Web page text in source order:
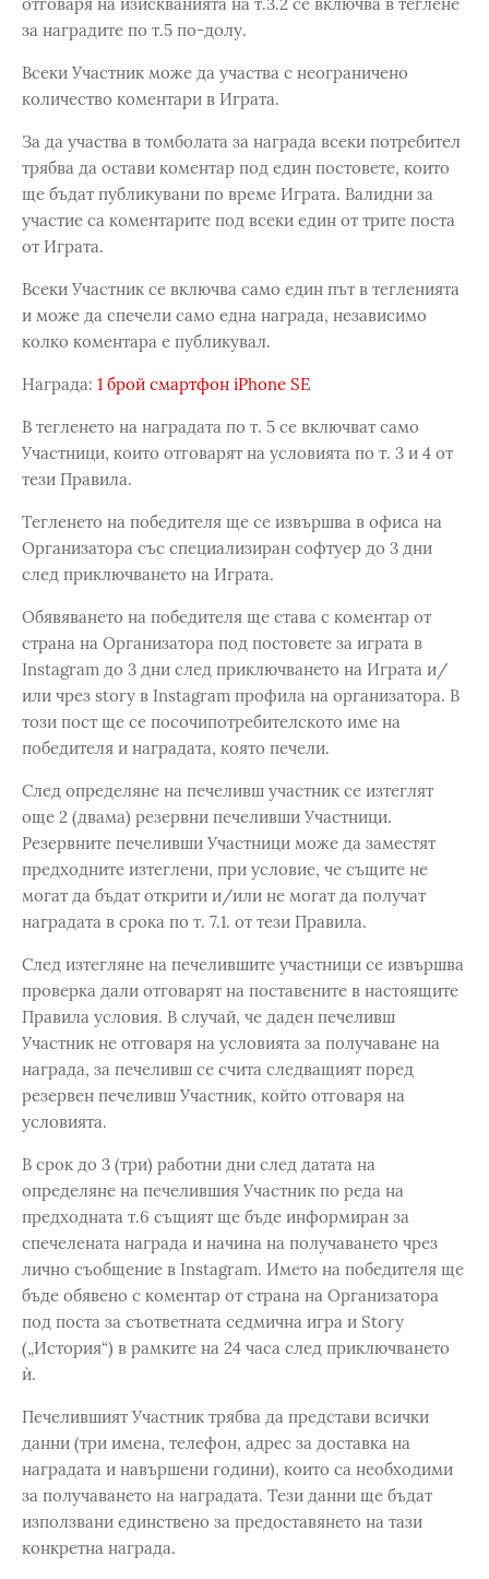
за наградите по т.5 по-долу.
Всеки Участник може да участва с неограничено
количество коментари в Играта.
За да участва в томболата за награда всеки потребител
трябва да остави коментар под един постовете, които
ще бъдат публикувани по време Играта. Валидни за
участие са коментарите под всеки един от трите поста
от Играта.
Всеки Участник се включва само един път в тегленията
и може да спечели само една награда, независимо
колко коментара е публикувал.
Награда: 1 брой смартфон iPhone SE
В тегленето на наградата по т. 5 се включват само
Участници, които отговарят на условията по т. 3 и 4 от
тези Правила.
Тегленето на победителя ще се извършва в офиса на
Организатора със специализиран софтуер до 3 дни
след приключването на Играта.
Обявяването на победителя ще става с коментар от
страна на Организатора под постовете за играта в
Instagram до 3 дни след приключването на Играта и/
или чрез story в Instagram профила на организатора. В
този пост ще се посочипотребителското име на
победителя и наградата, която печели.
След определяне на печеливш участник се изтеглят
още 2 (двама) резервни печеливши Участници.
Резервните печеливши Участници може да заместят
предходните изтеглени, при условие, че същите не
могат да бъдат открити и/или не могат да получат
наградата в срока по т. 7.1. от тези Правила.
След изтегляне на печелившите участници се извършва
проверка дали отговарят на поставените в настоящите
Правила условия. В случай, че даден печеливш
Участник не отговаря на условията за получаване на
награда, за печеливш се счита следващият поред
резервен печеливш Участник, който отговаря на
условията.
В срок до 3 (три) работни дни след датата на
определяне на печелившия Участник по реда на
предходната т.6 същият ще бъде информиран за
спечелената награда и начина на получаването чрез
лично съобщение в Instagram. Името на победителя ще
бъде обявено с коментар от страна на Организатора
под поста за съответната седмична игра и Story
(„История“) в рамките на 24 часа след приключването
ѝ.
Печелившият Участник трябва да представи всички
данни (три имена, телефон, адрес за доставка на
наградата и навършени години), които са необходими
за получаването на наградата. Тези данни ще бъдат
използвани единствено за предоставянето на тази
конкретна награда.